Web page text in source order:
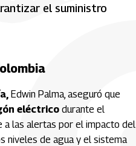
el suministro
Edwin Palma, aseguró que
eléctrico durante el
a las alertas por el impacto del
niveles de agua y el sistema